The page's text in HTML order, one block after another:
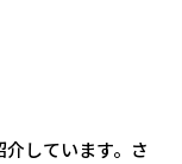
しています。さ